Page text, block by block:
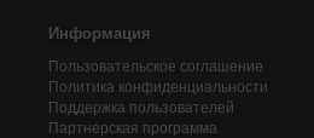
Информация
Пользовательское соглашение
Политика конфиденциальности
Поддержка пользователей
Партнерская программа